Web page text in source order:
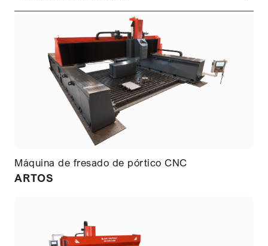
Máquina de fresado de pórtico CNC
ARTOS